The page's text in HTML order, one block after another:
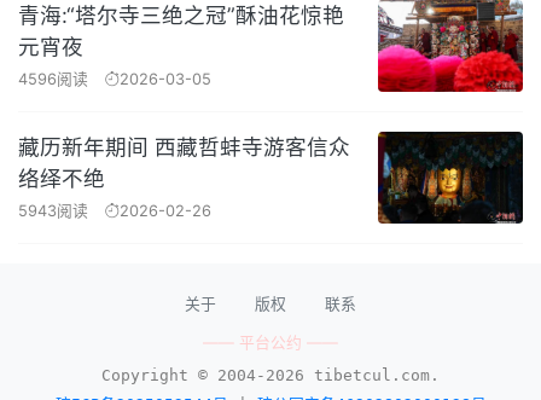
青海:“塔尔寺三绝之冠”酥油花惊艳
元宵夜
4596阅读 2026-03-05
藏历新年期间 西藏哲蚌寺游客信众
络绎不绝
5943阅读 2026-02-26
关于 版权 联系
—— 平台公约 ——
Copyright © 2004-2026 tibetcul.com.